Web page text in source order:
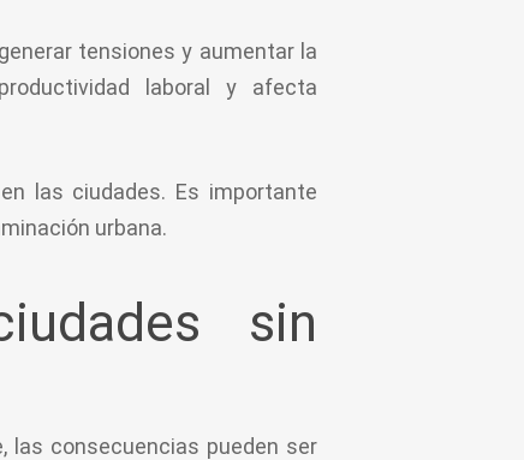
tensiones y aumentar la
laboral y afecta
las ciudades. Es importante
urbana.
sin
las consecuencias pueden ser